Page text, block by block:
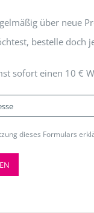
über neue
bestelle doch
sofort einen 10 €
dieses Formulars